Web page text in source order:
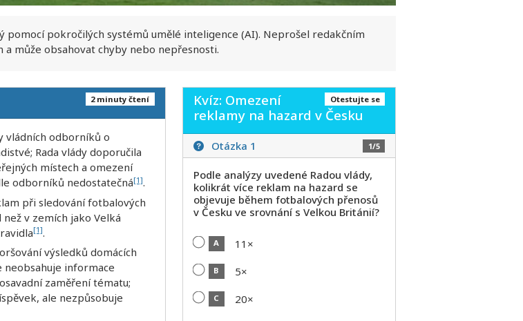
pokročilých systémů umělé inteligence (AI). Neprošel redakčním
a může obsahovat chyby nebo nepřesnosti.
2 minuty čtení
vládních odborníků o
Rada vlády doporučila
místech a omezení
odborníků nedostatečná[1].
při sledování fotbalových
v zemích jako Velká
[1].
výsledků domácích
informace
zaměření tématu;
ale nezpůsobuje
Otestujte se
Kvíz: Omezení
reklamy na hazard v Česku
Otázka 1 1/5
Podle analýzy uvedené Radou vlády,
kolikrát více reklam na hazard se
objevuje během fotbalových přenosů
v Česku ve srovnání s Velkou Británií?
A 11×
B 5×
C 20×